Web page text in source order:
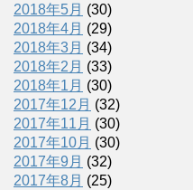
2018年5月 (30)
2018年4月 (29)
2018年3月 (34)
2018年2月 (33)
2018年1月 (30)
2017年12月 (32)
2017年11月 (30)
2017年10月 (30)
2017年9月 (32)
2017年8月 (25)